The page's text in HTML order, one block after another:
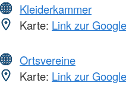
Kleiderkammer
Karte: Link zur
Ortsvereine
Karte: Link zur